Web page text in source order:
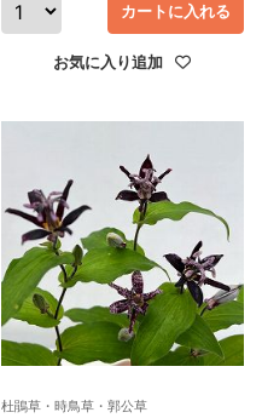
カートに入れる
お気に入り追加
杜鵑草・時鳥草・郭公草